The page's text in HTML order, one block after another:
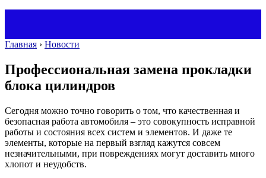
Главная › Новости
Профессиональная замена прокладки
блока цилиндров
Сегодня можно точно говорить о том, что качественная и
безопасная работа автомобиля – это совокупность исправной
работы и состояния всех систем и элементов. И даже те
элементы, которые на первый взгляд кажутся совсем
незначительными, при повреждениях могут доставить много
хлопот и неудобств.